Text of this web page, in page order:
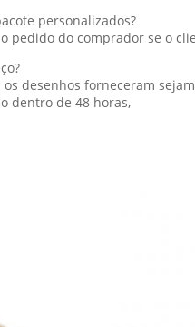
personalizados?
pedido do comprador se o
os desenhos forneceram
dentro de 48 horas,